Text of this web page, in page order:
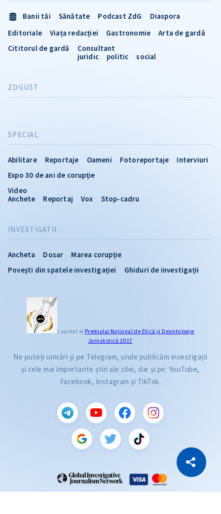
Copiază Link
INVESTIGATII
Ancheta Dosar
Marea corupție
Povești din spatele investigației
Ghiduri de investigații
SPECIAL
Abilitare Reportaje Oameni Fotoreportaje
Interviuri
Expo 30 de ani de corupție
Video
Anchete
Reportaj Vox Stop-cadru
Banii tăi Sănătate Podcast ZdG
Diaspora
Editoriale
Viața redacției Gastronomie
Arta de gardă
Cititorul de gardă
Consultant
juridic
politic social
ZDGUST
Laureat al Premiului Naţional de Etică și Deontologie
Jurnalistică 2017
Ne puteți urmări și pe Telegram, unde publicăm investigații
și cele mai importante știri ale zilei, dar și pe: YouTube,
Facebook, Instagram și TikTok.